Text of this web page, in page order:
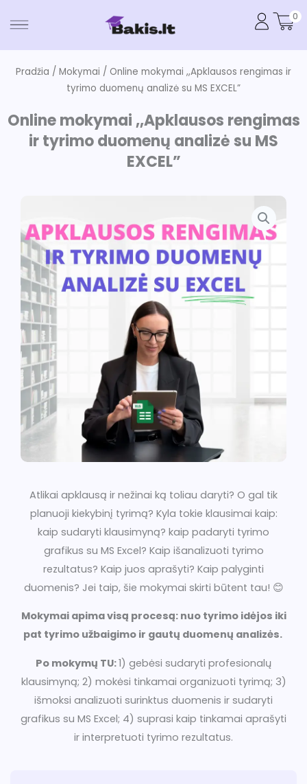
prie
0
Pradžia / Mokymai / Online mokymai ,,Apklausos rengimas ir
tyrimo duomenų analizė su MS EXCEL”
Online mokymai ,,Apklausos rengimas
ir tyrimo duomenų analizė su MS
EXCEL”
Atlikai apklausą ir nežinai ką toliau daryti? O gal tik
planuoji kiekybinį tyrimą? Kyla tokie klausimai kaip:
kaip sudaryti klausimyną? kaip padaryti tyrimo
grafikus su MS Excel? Kaip išanalizuoti tyrimo
rezultatus? Kaip juos aprašyti? Kaip palyginti
duomenis? Jei taip, šie mokymai skirti būtent tau! 😊
Mokymai apima visą procesą: nuo tyrimo idėjos iki
pat tyrimo užbaigimo ir gautų duomenų analizės.
Po mokymų TU:1) gebėsi sudaryti profesionalų
klausimyną; 2) mokėsi tinkamai organizuoti tyrimą; 3)
išmoksi analizuoti surinktus duomenis ir sudaryti
grafikus su MS Excel; 4) suprasi kaip tinkamai aprašyti
ir interpretuoti tyrimo rezultatus.